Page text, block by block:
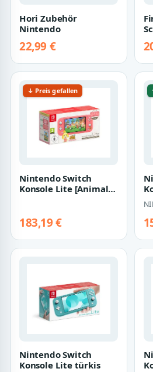
Hori Zubehör
Nintendo
22,99 €
↓ Preis gefallen
Nintendo Switch
Konsole Lite [Animal
183,19 €
Nintendo Switch
Konsole Lite türkis